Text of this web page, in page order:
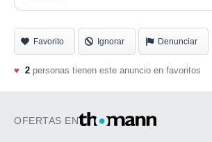
Favorito Ignorar Denunciar
♥ 2 personas tienen este anuncio en favoritos
OFERTAS EN